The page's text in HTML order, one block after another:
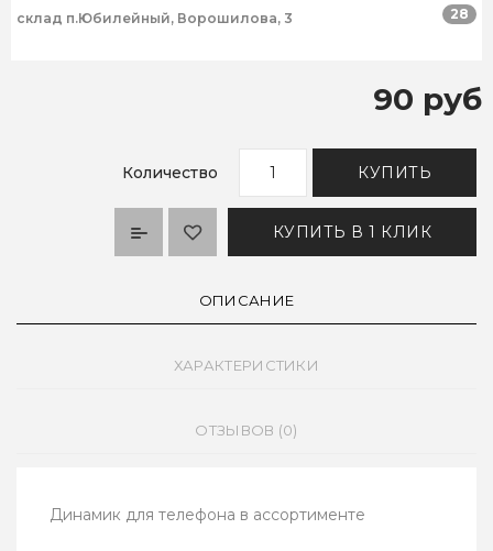
склад п.Юбилейный, Ворошилова, 3 28
90 руб
Количество КУПИТЬ
КУПИТЬ В 1 КЛИК
ОПИСАНИЕ
ХАРАКТЕРИСТИКИ
ОТЗЫВОВ (0)
Динамик для телефона в ассортименте